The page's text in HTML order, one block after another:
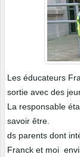
Les éducateurs
sortie avec des
La responsable
savoir être.
ds parents dont
Franck et moi